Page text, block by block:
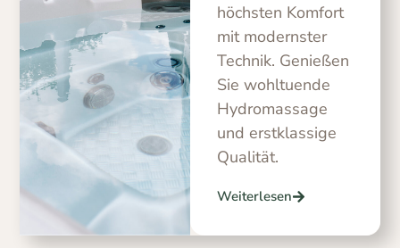
höchsten Komfort
mit modernster
Technik. Genießen
Sie wohltuende
Hydromassage
und erstklassige
Qualität.
Weiterlesen